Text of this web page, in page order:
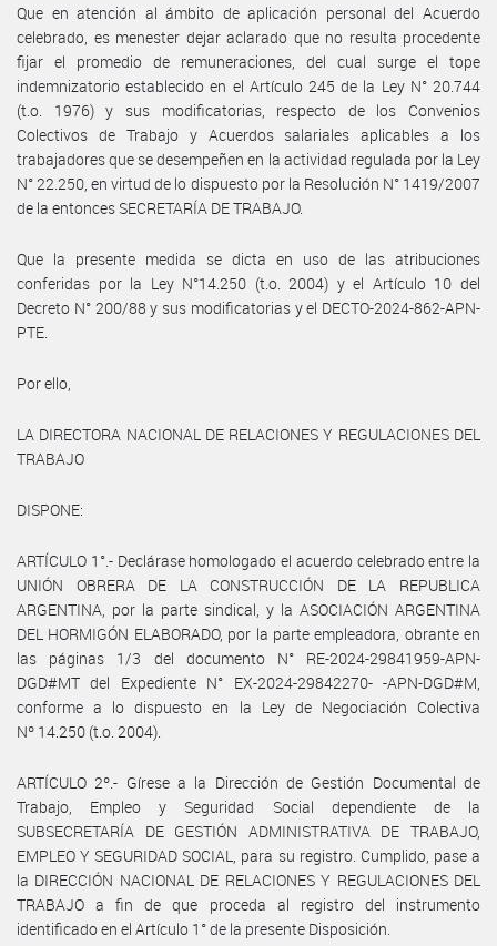
Que en atención al ámbito de aplicación personal del Acuerdo
celebrado, es menester dejar aclarado que no resulta procedente
fijar el promedio de remuneraciones, del cual surge el tope
indemnizatorio establecido en el Artículo 245 de la Ley N° 20.744
(t.o. 1976) y sus modificatorias, respecto de los Convenios
Colectivos de Trabajo y Acuerdos salariales aplicables a los
trabajadores que se desempeñen en la actividad regulada por la Ley
N° 22.250, en virtud de lo dispuesto por la Resolución N° 1419/2007
de la entonces SECRETARÍA DE TRABAJO.
Que la presente medida se dicta en uso de las atribuciones
conferidas por la Ley N°14.250 (t.o. 2004) y el Artículo 10 del
Decreto N° 200/88 y sus modificatorias y el DECTO-2024-862-APN-
PTE.
Por ello,
LA DIRECTORA NACIONAL DE RELACIONES Y REGULACIONES DEL
TRABAJO
DISPONE:
ARTÍCULO 1°.- Declárase homologado el acuerdo celebrado entre la
UNIÓN OBRERA DE LA CONSTRUCCIÓN DE LA REPUBLICA
ARGENTINA, por la parte sindical, y la ASOCIACIÓN ARGENTINA
DEL HORMIGÓN ELABORADO, por la parte empleadora, obrante en
las páginas 1/3 del documento N° RE-2024-29841959-APN-
DGD#MT del Expediente N° EX-2024-29842270- -APN-DGD#M,
conforme a lo dispuesto en la Ley de Negociación Colectiva
Nº 14.250 (t.o. 2004).
ARTÍCULO 2º.- Gírese a la Dirección de Gestión Documental de
Trabajo, Empleo y Seguridad Social dependiente de la
SUBSECRETARÍA DE GESTIÓN ADMINISTRATIVA DE TRABAJO,
EMPLEO Y SEGURIDAD SOCIAL, para su registro. Cumplido, pase a
la DIRECCIÓN NACIONAL DE RELACIONES Y REGULACIONES DEL
TRABAJO a fin de que proceda al registro del instrumento
identificado en el Artículo 1° de la presente Disposición.